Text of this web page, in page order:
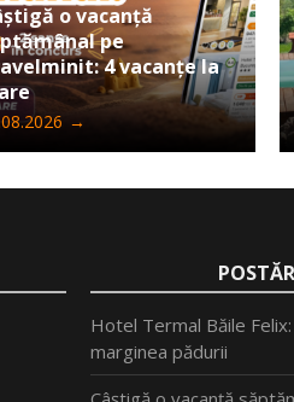
o vacanță
pe
4 vacanțe la
→
Hotel Termal Băile
marginea pădurii